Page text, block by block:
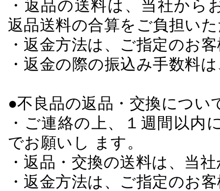
・返品の送料は、当社か
返品送料の合算をご負担い
・返金方法は、ご指定のお
・返金の際の振込み手数料
●不良品の返品・交換につい
・ご連絡の上、１週間以
でお願いし ます。
・返品・交換の送料は、当
・返金方法は、ご指定のお